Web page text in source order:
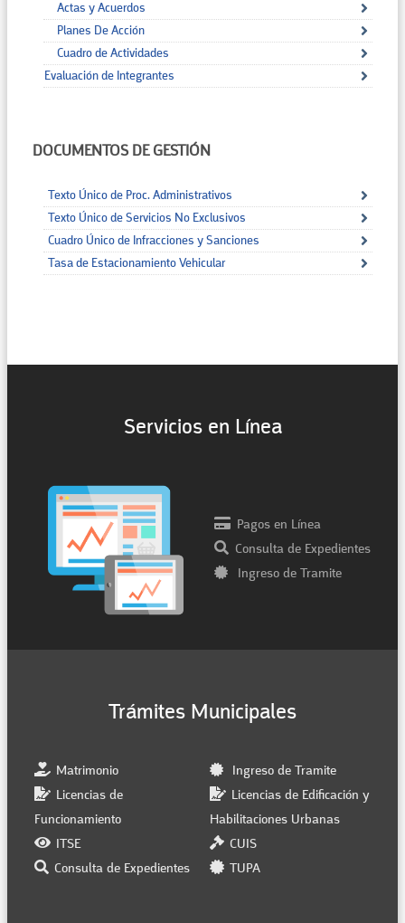
Actas y Acuerdos
Planes De Acción
Cuadro de Actividades
Evaluación de Integrantes
DOCUMENTOS DE GESTIÓN
Texto Único de Proc. Administrativos
Texto Único de Servicios No Exclusivos
Cuadro Único de Infracciones y Sanciones
Tasa de Estacionamiento Vehicular
Servicios en Línea
Pagos en Línea
Consulta de Expedientes
Ingreso de Tramite
Trámites Municipales
Matrimonio
Licencias de
Funcionamiento
ITSE
Consulta de Expedientes
Ingreso de Tramite
Licencias de Edificación y
Habilitaciones Urbanas
CUIS
TUPA